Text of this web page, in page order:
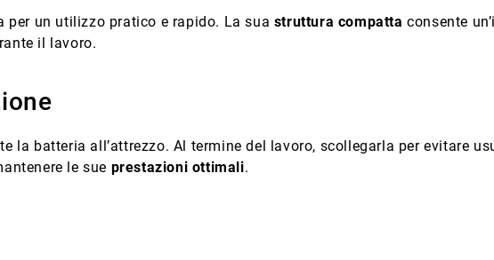
per un utilizzo pratico e rapido. La sua struttura compatta consente
il lavoro.
la batteria all’attrezzo. Al termine del lavoro, scollegarla per evitare
le sue prestazioni ottimali.